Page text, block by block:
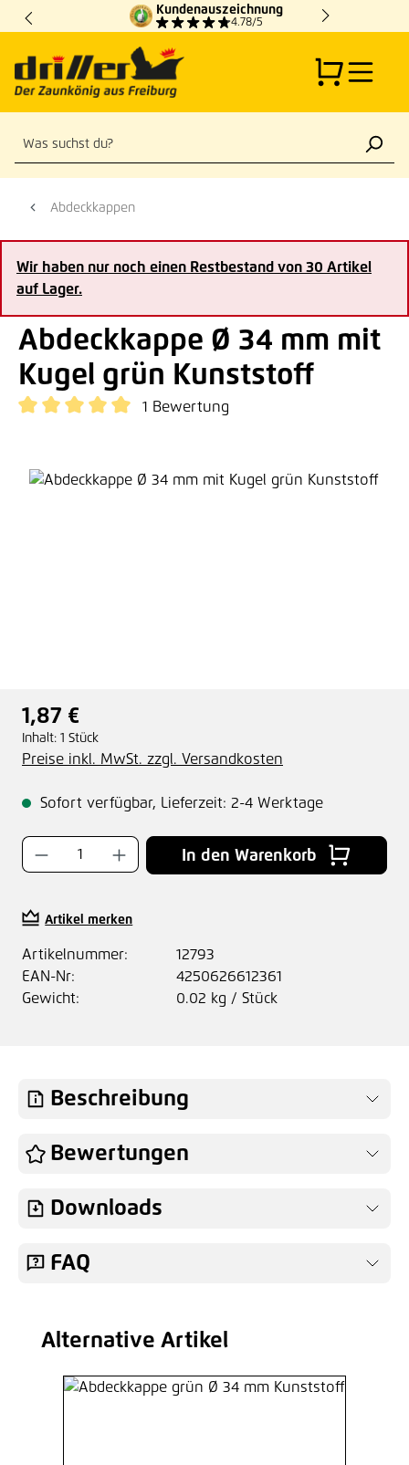
Zum Hauptinhalt springen
Kundenauszeichnung
4.78/5
Abdeckkappen
Wir haben nur noch einen Restbestand von 30 Artikel
auf Lager.
Abdeckkappe Ø 34 mm mit
Kugel grün Kunststoff
1 Bewertung
Bildergalerie überspringen
Regulärer Preis:
1,87 €
Inhalt: 1 Stück
Preise inkl. MwSt. zzgl. Versandkosten
Sofort verfügbar, Lieferzeit: 2-4 Werktage
Produkt Anzahl: Gib den gewünschten
In den Warenkorb
Artikel merken
Artikelnummer:
12793
EAN-Nr:
4250626612361
Gewicht:
0.02 kg / Stück
Beschreibung
Bewertungen
Downloads
FAQ
Produktgalerie überspringen
Alternative Artikel